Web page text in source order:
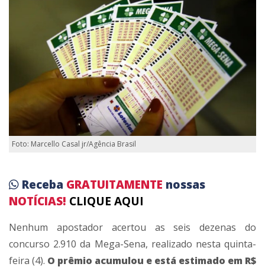
Foto: Marcello Casal jr/Agência Brasil
Receba GRATUITAMENTE nossas
NOTÍCIAS! CLIQUE AQUI
Nenhum apostador acertou as seis dezenas do
concurso 2.910 da Mega-Sena, realizado nesta quinta-
feira (4). O prêmio acumulou e está estimado em R$